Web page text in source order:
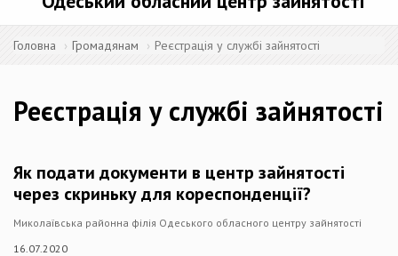
Головна Громадянам Реєстрація у службі зайнятості
Реєстрація у службі зайнятості
Як подати документи в центр зайнятості
через скриньку для кореспонденції?
Миколаївська районна філія Одеського обласного центру зайнятості
16.07.2020